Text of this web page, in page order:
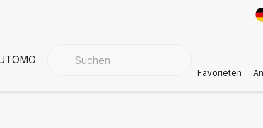
BEZUGSMATERIALIEN
Favorieten